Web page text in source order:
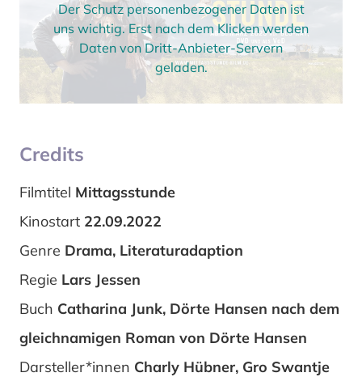
Der Schutz personenbezogener Daten ist
uns wichtig. Erst nach dem Klicken werden
Daten von Dritt-Anbieter-Servern
geladen.
Credits
Filmtitel Mittagsstunde
Kinostart 22.09.2022
Genre Drama, Literaturadaption
Regie Lars Jessen
Buch Catharina Junk, Dörte Hansen nach dem
gleichnamigen Roman von Dörte Hansen
Darsteller*innen Charly Hübner, Gro Swantje